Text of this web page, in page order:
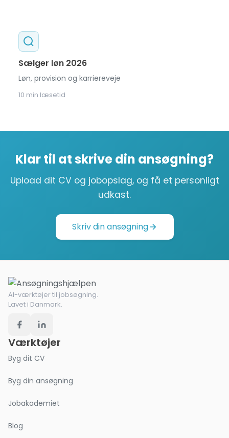
Sælger løn 2026
Løn, provision og karriereveje
10 min læsetid
Klar til at skrive din ansøgning?
Upload dit CV og jobopslag, og få et personligt
udkast.
Skriv din ansøgning
AI-værktøjer til jobsøgning.
Lavet i Danmark.
Værktøjer
Byg dit CV
Byg din ansøgning
Jobakademiet
Blog